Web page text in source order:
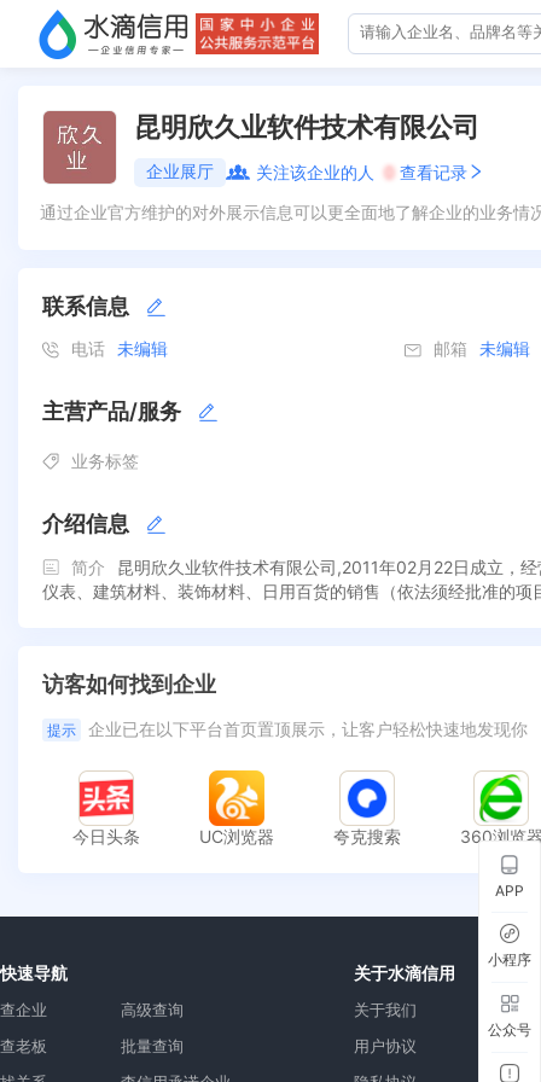
昆明欣久业软件技术有限公司
企业展厅 关注该企业的人 0 查看记录
通过企业官方维护的对外展示信息可以更全面地了解企业的业务
联系信息
电话 未编辑 邮箱 未编辑
主营产品/服务
业务标签
介绍信息
简介
昆明欣久业软件技术有限公司,2011年02月22日成立，
仪表、建筑材料、装饰材料、日用百货的销售（依法须经批准的
访客如何找到企业
提示 企业已在以下平台首页置顶展示，让客户轻松快速地发现你
今日头条 UC浏览器 夸克搜索 360浏览
快速导航
查企业
查老板
高级查询
批量查询
关于水滴信用
关于我们
用户协议
APP
小程序
公众号